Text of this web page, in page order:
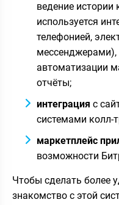
ведение истории
используется
телефонией,
мессенджерами),
автоматизации
отчёты;
интеграция с
системами колл-
маркетплейс
возможности
Чтобы сделать более
знакомство с этой